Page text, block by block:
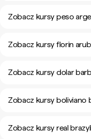
Zobacz kursy peso
Zobacz kursy florin
Zobacz kursy dolar
Zobacz kursy boliviano
Zobacz kursy real